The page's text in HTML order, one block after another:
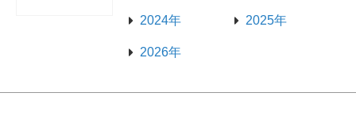
2024年 2025年
2026年